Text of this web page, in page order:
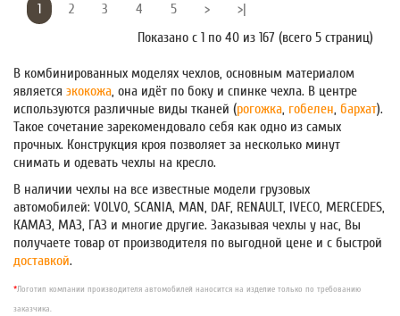
1 2 3 4 5 >
>|
Показано с 1 по 40 из 167 (всего 5 страниц)
В комбинированных моделях чехлов, основным материалом
является экокожа, она идёт по боку и спинке чехла. В центре
используются различные виды тканей (рогожка, гобелен, бархат).
Такое сочетание зарекомендовало себя как одно из самых
прочных. Конструкция кроя позволяет за несколько минут
снимать и одевать чехлы на кресло.
В наличии чехлы на все известные модели грузовых
автомобилей: VOLVO, SCANIA, MAN, DAF, RENAULT, IVECO, MERCEDES,
КАМАЗ, МАЗ, ГАЗ и многие другие. Заказывая чехлы у нас, Вы
получаете товар от производителя по выгодной цене и с быстрой
доставкой.
*Логотип компании производителя автомобилей наносится на изделие только по требованию
заказчика.